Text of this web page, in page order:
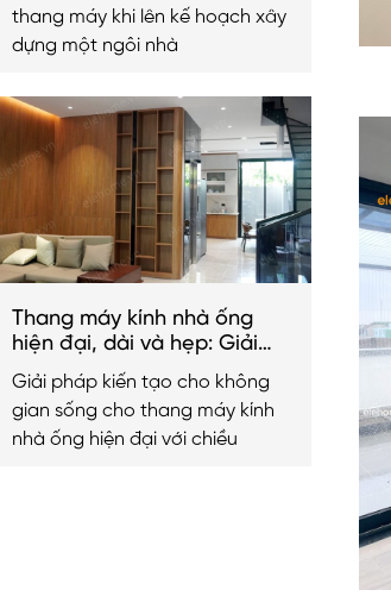
thang máy khi lên kế hoạch xây
dựng một ngôi nhà
Thang máy kính nhà ống
hiện đại, dài và hẹp: Giải
pháp kiến tạo không gian
sống 2026
Giải pháp kiến tạo cho không
gian sống cho thang máy kính
nhà ống hiện đại với chiều